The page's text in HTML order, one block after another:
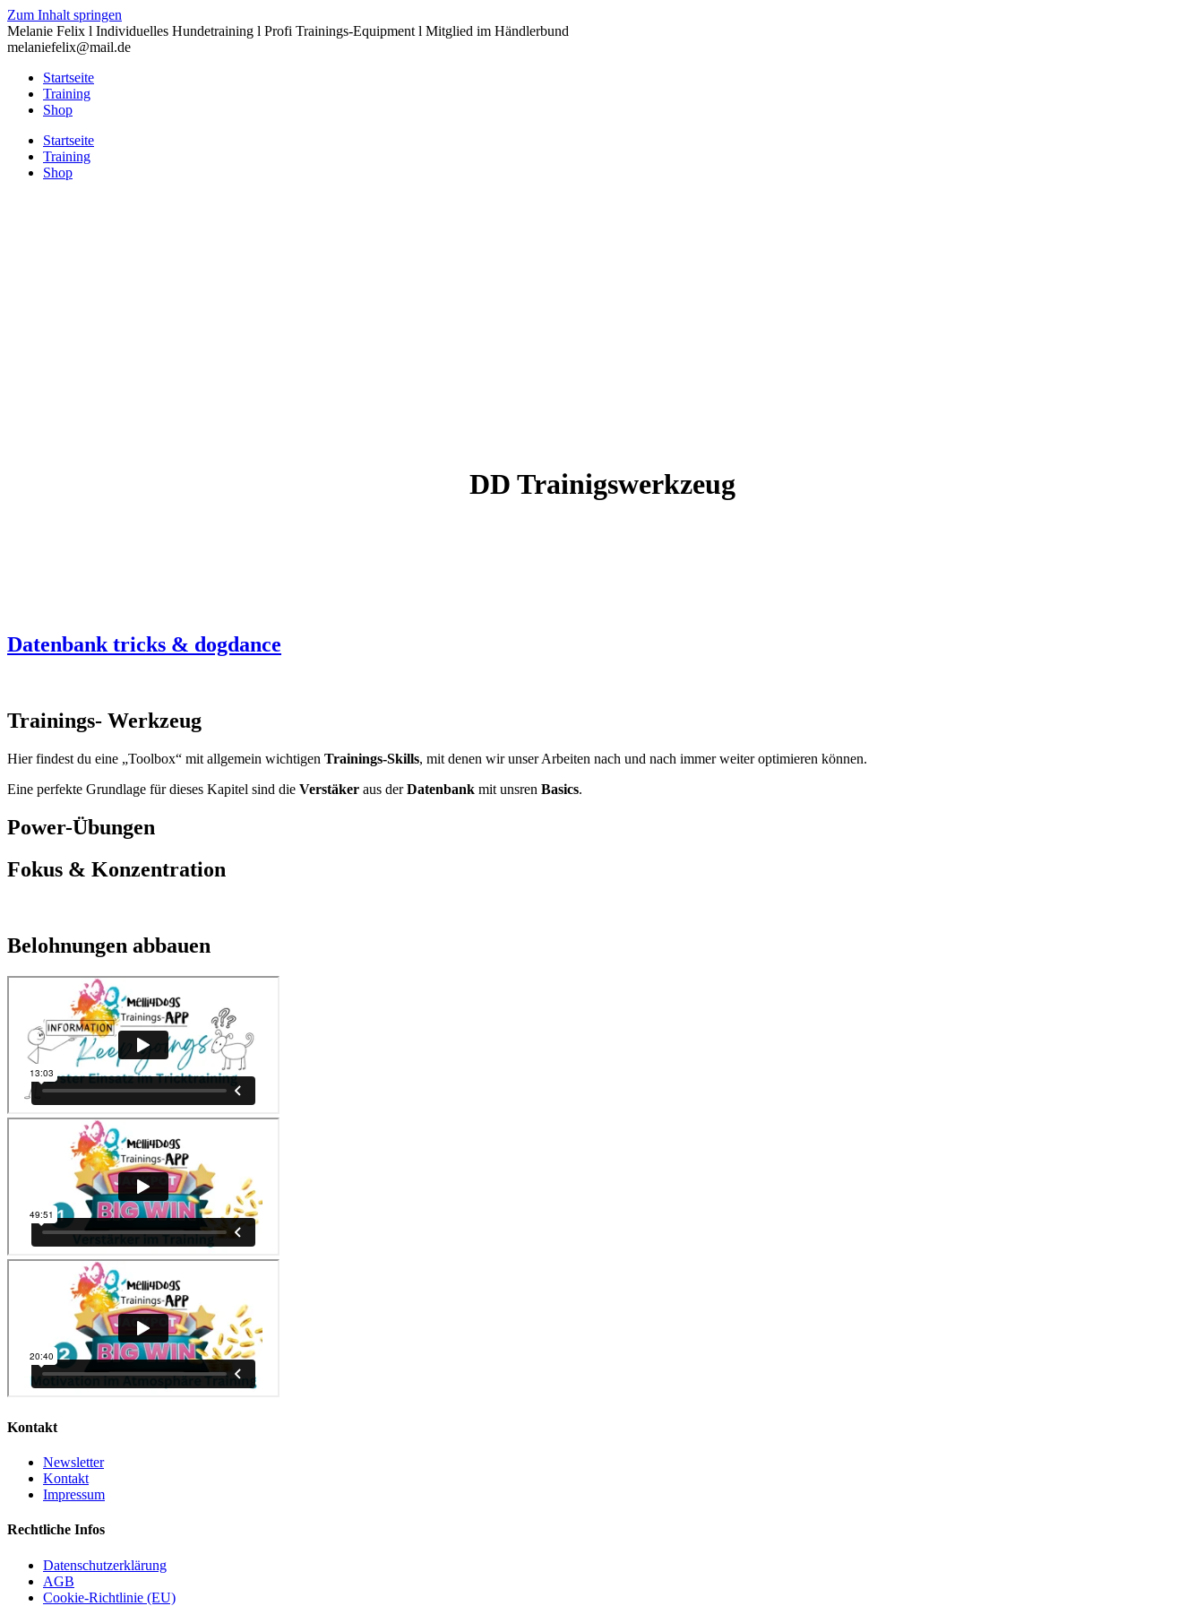
Zum Inhalt springen
Melanie Felix l Individuelles Hundetraining l Profi Trainings-Equipment l Mitglied im Händlerbund
melaniefelix@mail.de
Startseite
Training
Shop
Startseite
Training
Shop
DD Trainigswerkzeug
Datenbank tricks & dogdance
Trainings- Werkzeug
Hier findest du eine „Toolbox“ mit allgemein wichtigen Trainings-Skills, mit denen wir unser Arbeiten nach und nach immer weiter optimieren können.
Eine perfekte Grundlage für dieses Kapitel sind die Verstäker aus derDatenbank mit unsren Basics.
Power-Übungen
Fokus & Konzentration
Belohnungen abbauen
Kontakt
Newsletter
Kontakt
Impressum
Rechtliche Infos
Datenschutzerklärung
AGB
Cookie-Richtlinie (EU)